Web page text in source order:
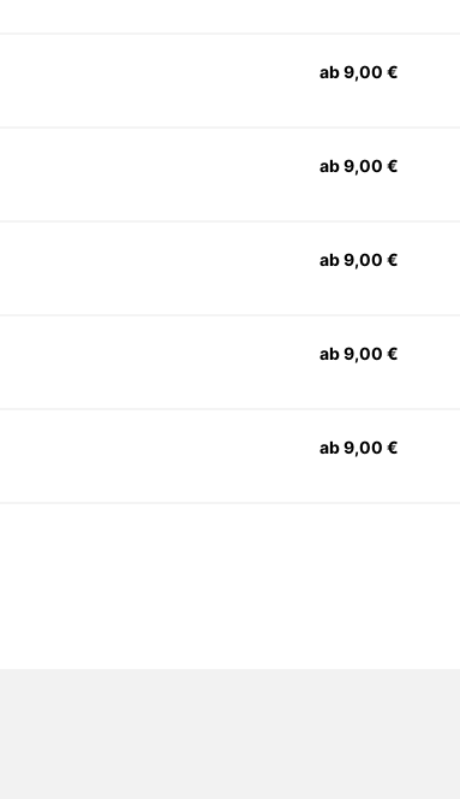
ab 9,00 €
ab 9,00 €
ab 9,00 €
ab 9,00 €
ab 9,00 €